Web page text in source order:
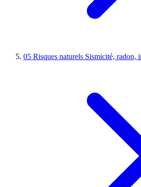
05 Risques naturels Sismicité, radon,